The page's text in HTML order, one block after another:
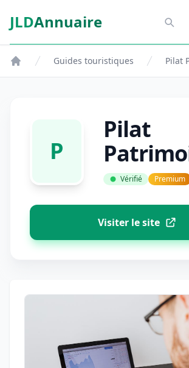
Aspect SDM
JLDAnnuaire
Guides touristiques Pilat
P
Pilat
Vérifié Premium
Visiter le site